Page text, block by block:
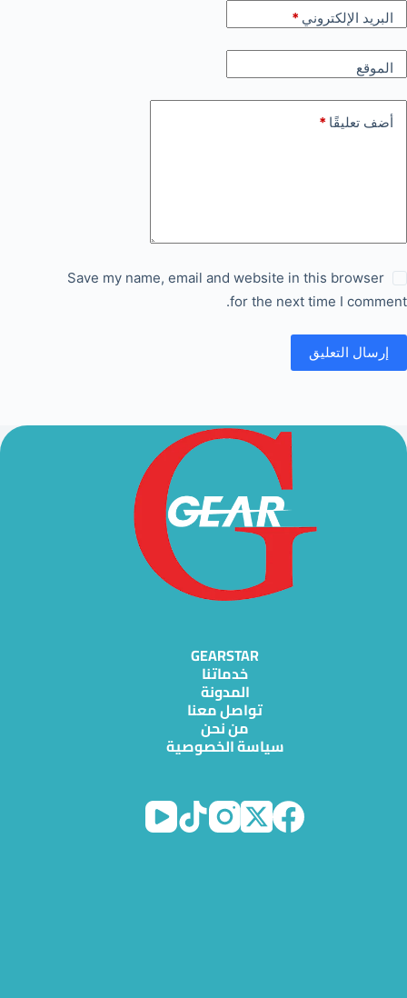
البريد الإلكتروني *
الموقع
أضف تعليقًا *
Save my name, email and website in this browser
for the next time I comment.
إرسال التعليق
GEARSTAR
خدماتنا
المدونة
تواصل معنا
من نحن
سياسة الخصوصية